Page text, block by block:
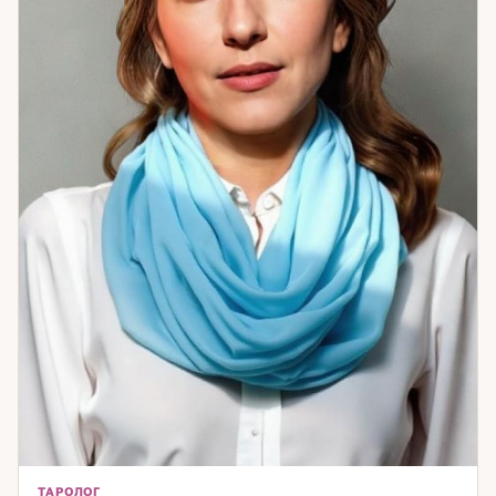
ТАРОЛОГ